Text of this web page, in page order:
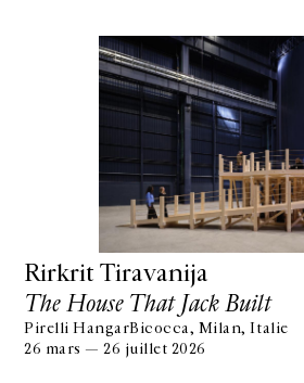
Rirkrit Tiravanija
The House That Jack Built
Pirelli HangarBicocca, Milan, Italie
26 mars — 26 juillet 2026